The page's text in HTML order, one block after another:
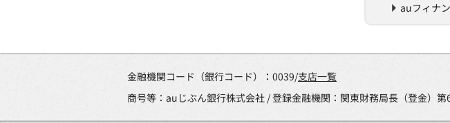
auフィナ
金融機関コード（銀行コード）：0039/支店一覧
商号等：auじぶん銀行株式会社 / 登録金融機関：関東財務局長（登金）